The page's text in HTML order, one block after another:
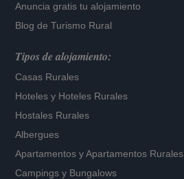
Anuncia gratis tu alojamiento
Blog de Turismo Rural
Tipos de alojamiento:
Casas Rurales
Hoteles y Hoteles Rurales
Hostales Rurales
Albergues
Apartamentos yApartamentos Rurales
Campings y Bungalows